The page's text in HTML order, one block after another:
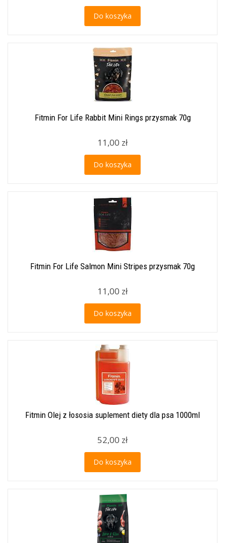
Do koszyka
Fitmin For Life Rabbit Mini Rings przysmak 70g
11,00 zł
Do koszyka
Fitmin For Life Salmon Mini Stripes przysmak 70g
11,00 zł
Do koszyka
Fitmin Olej z łososia suplement diety dla psa 1000ml
52,00 zł
Do koszyka